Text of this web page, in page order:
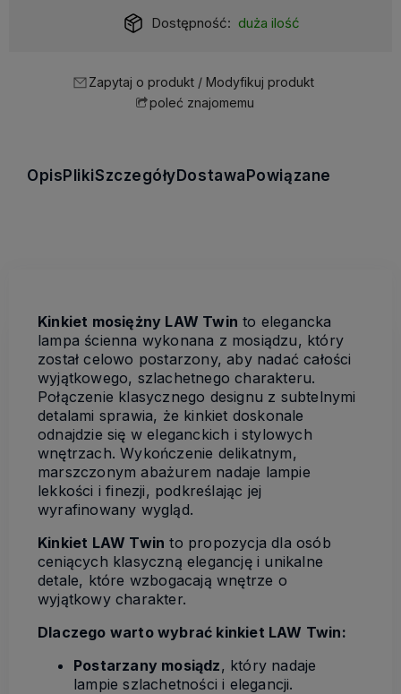
Dostępność: duża ilość
Zapytaj o produkt / Modyfikuj produkt
poleć znajomemu
Opis PlikiSzczegóły Dostawa Powiązane
Kinkiet mosiężny LAW Twin to elegancka
lampa ścienna wykonana z mosiądzu, który
został celowo postarzony, aby nadać całości
wyjątkowego, szlachetnego charakteru.
Połączenie klasycznego designu z subtelnymi
detalami sprawia, że kinkiet doskonale
odnajdzie się w eleganckich i stylowych
wnętrzach. Wykończenie delikatnym,
marszczonym abażurem nadaje lampie
lekkości i finezji, podkreślając jej
wyrafinowany wygląd.
Kinkiet LAW Twin to propozycja dla osób
ceniących klasyczną elegancję i unikalne
detale, które wzbogacają wnętrze o
wyjątkowy charakter.
Dlaczego warto wybrać kinkiet LAW Twin:
Postarzany mosiądz, który nadaje
lampie szlachetności i elegancji.